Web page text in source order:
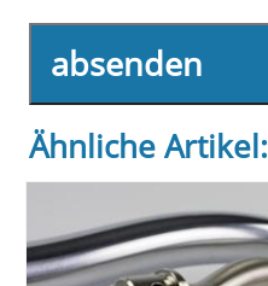
absenden
Ähnliche Artikel: